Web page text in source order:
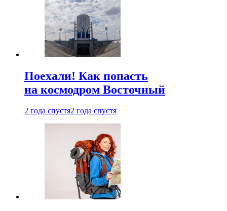
Поехали! Как попасть
на космодром Восточный
2 года спустя2 года спустя